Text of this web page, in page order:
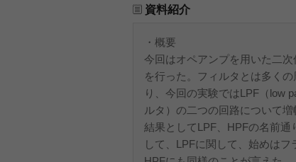
資料紹介
・概要
今回はオペアンプを用いた二
を行った。フィルタとは多く
り、今回の実験ではLPF（low
ルタ）の二つの回路について
結果としてLPF、HPFの名前
して、LPFに関して、始めは